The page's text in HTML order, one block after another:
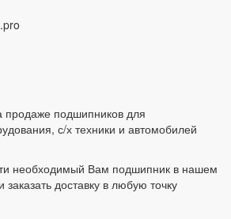
продаже подшипников для
с/х техники и автомобилей
необходимый Вам подшипник в нашем
доставку в любую точку